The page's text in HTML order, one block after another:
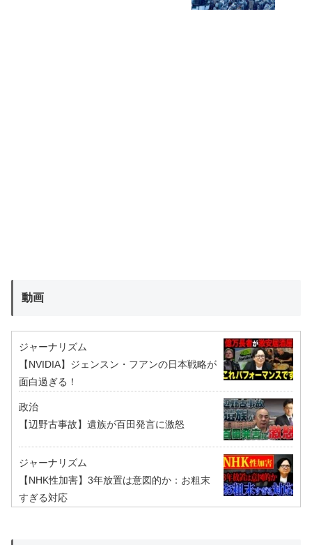
動画
ジャーナリズム
【NVIDIA】ジェンスン・フアンの日本戦略が
面白過ぎる！
政治
【辺野古事故】遺族が百田発言に激怒
ジャーナリズム
【NHK性加害】3年放置は意図的か：お粗末
すぎる対応